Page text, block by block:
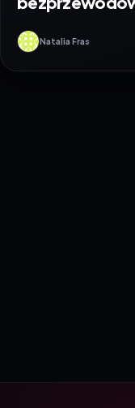
Natalia Fras